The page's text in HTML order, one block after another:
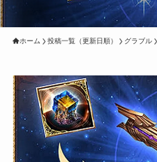
ホーム 投稿一覧（更新日順） グラブル